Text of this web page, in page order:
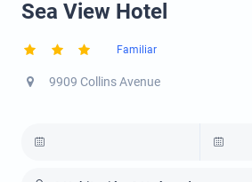
Sea View Hotel
Familiar
9909 Collins Avenue